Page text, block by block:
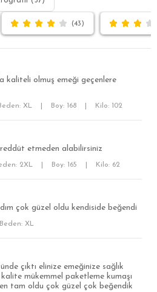
SLİM FİT
KLASİK FİT
BEDEN
(43)
kaliteli olmuş emeği geçenlere
XL Boy: 168 Kilo: 102
etmeden alabilirsiniz
2XL Boy: 165 Kilo: 62
çok güzel oldu kendiside beğendi
Beden: XL
çıktı elinize emeğinize sağlık
mükemmel paketleme kumaşı
tam oldu çok güzel çok beğendik